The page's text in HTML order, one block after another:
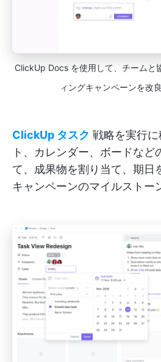
ClickUp Docs を使用して、チームと
ィングキャンペーンを改
ClickUp タスク 戦略を実行
ト、カレンダー、ボードなど
て、成果物を割り当て、期日
キャンペーンのマイルストー